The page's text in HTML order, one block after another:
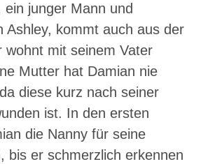
ein junger Mann und
Ashley, kommt auch aus der
wohnt mit seinem Vater
Mutter hat Damian nie
diese kurz nach seiner
ist. In den ersten
die Nanny für seine
bis er schmerzlich erkennen